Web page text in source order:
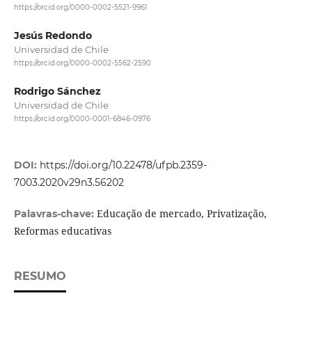
https://orcid.org/0000-0002-5521-9961
Jesús Redondo
Universidad de Chile
https://orcid.org/0000-0002-5562-2590
Rodrigo Sánchez
Universidad de Chile
https://orcid.org/0000-0001-6846-0976
DOI: https://doi.org/10.22478/ufpb.2359-
7003.2020v29n3.56202
Palavras-chave: Educação de mercado, Privatização,
Reformas educativas
RESUMO